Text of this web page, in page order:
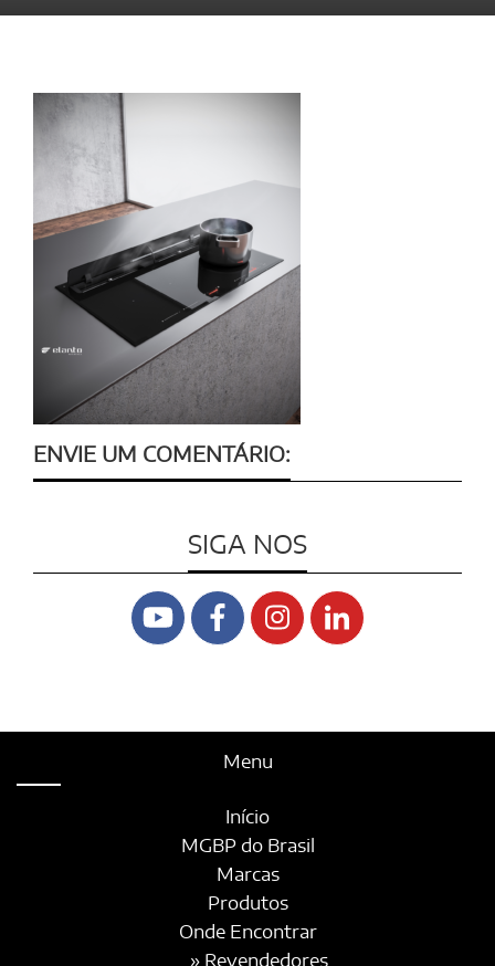
ENVIE UM COMENTÁRIO:
SIGA NOS
Menu
Início
MGBP do Brasil
Marcas
Produtos
Onde Encontrar
» Revendedores